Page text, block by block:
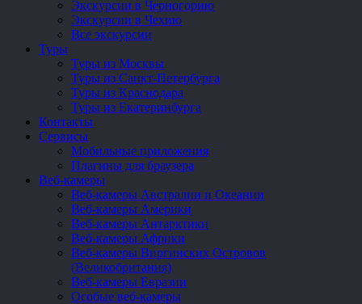
Экскурсии в Черногорию
Экскурсии в Чехию
Все экскурсии
Туры
Туры из Москвы
Туры из Санкт-Петербурга
Туры из Краснодара
Туры из Екатеринбурга
Контакты
Сервисы
Мобильные приложения
Плагины для браузера
Веб-камеры
Веб-камеры Австралии и Океании
Веб-камеры Америки
Веб-камеры Антарктики
Веб-камеры Африки
Веб-камеры Виргинских Островов
(Великобритания)
Веб-камеры Евразии
Особые веб-камеры